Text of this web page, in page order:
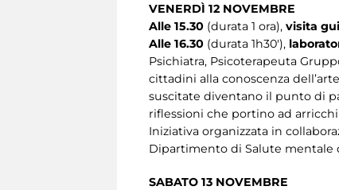
VENERDÌ 12 NOVEMBRE
Alle 15.30 (durata 1 ora), visita
Alle 16.30 (durata 1h30'),
Psichiatra, Psicoterapeuta
cittadini alla conoscenza
suscitate diventano il punto di
riflessioni che portino ad
Iniziativa organizzata in
Dipartimento di Salute mentale
SABATO 13 NOVEMBRE